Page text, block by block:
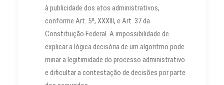
à publicidade dos atos administrativos,
conforme Art. 5º, XXXIII, e Art. 37 da
Constituição Federal. A impossibilidade de
explicar a lógica decisória de um algoritmo pode
minar a legitimidade do processo administrativo
e dificultar a contestação de decisões por parte